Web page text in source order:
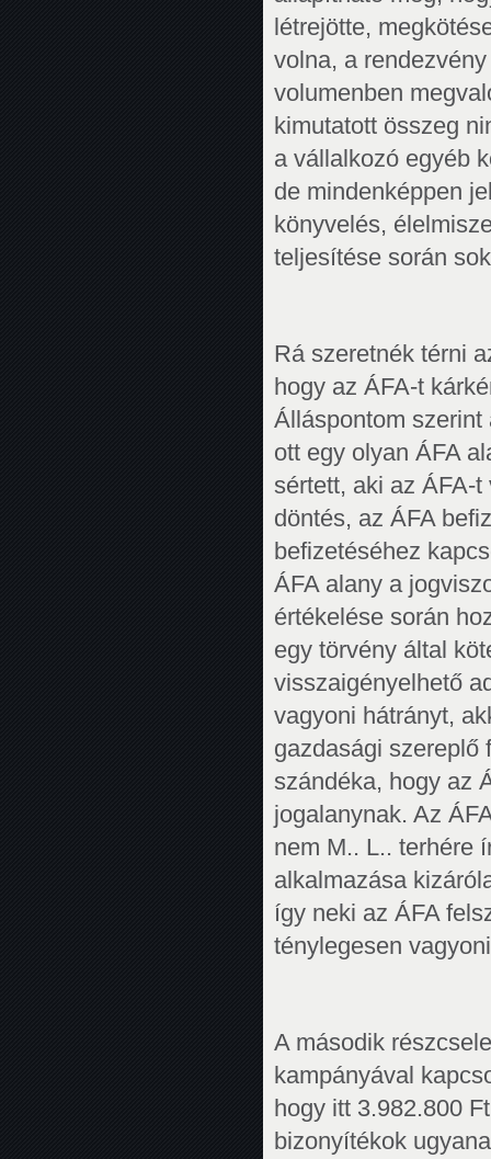
létrejötte,
volna, a
volumenben
kimutatott összeg
a vállalkozó egyéb
de mindenképpen
könyvelés,
teljesítése során
Rá szeretnék térni
hogy az ÁFA-t
Álláspontom
ott egy olyan ÁFA
sértett, aki az ÁFA-
döntés, az ÁFA
befizetéséhez
ÁFA alany a
értékelése során
egy törvény által
visszaigényelhető
vagyoni hátrányt,
gazdasági szereplő
szándéka, hogy az
jogalanynak. Az
nem M.. L.. terhére
alkalmazása
így neki az ÁFA
ténylegesen
A második
kampányával
hogy itt 3.982.800
bizonyítékok